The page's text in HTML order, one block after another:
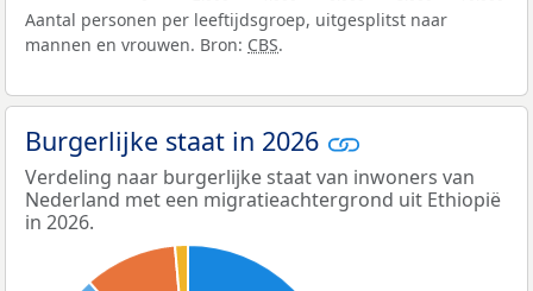
Aantal personen per leeftijdsgroep, uitgesplitst naar
mannen en vrouwen. Bron: CBS.
Burgerlijke staat in 2026
Verdeling naar burgerlijke staat van inwoners van
Nederland met een migratieachtergrond uit Ethiopië
in 2026.